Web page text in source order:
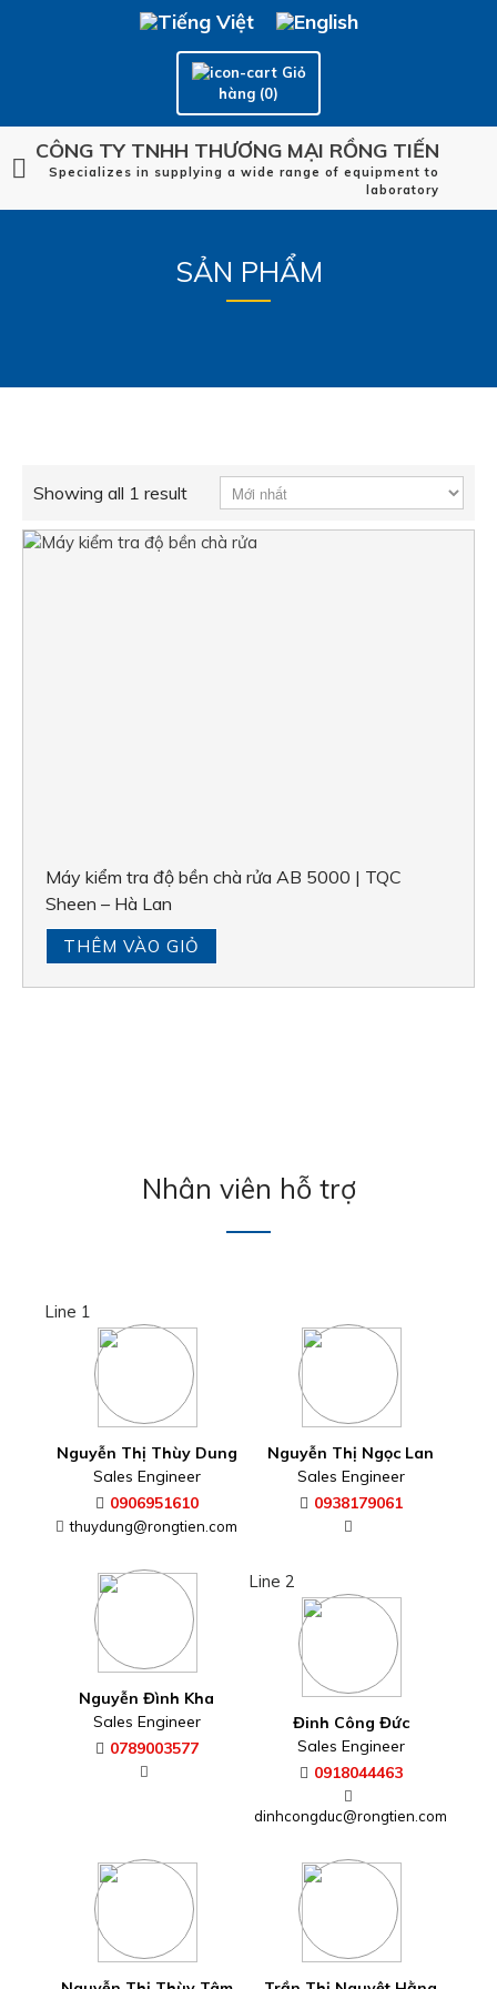
Giỏ
hàng (0)
CÔNG TY TNHH THƯƠNG MẠI RỒNG TIẾN
Specializes in supplying a wide range of equipment to
laboratory
SẢN PHẨM
Showing all 1 result
Máy kiểm tra độ bền chà rửa AB 5000 | TQC
Sheen – Hà Lan
THÊM VÀO GIỎ
Nhân viên hỗ trợ
Line 1
Nguyễn Thị Thùy Dung
Sales Engineer
0906951610
thuydung@rongtien.com
Nguyễn Thị Ngọc Lan
Sales Engineer
0938179061
Nguyễn Đình Kha
Sales Engineer
0789003577
Line 2
Đinh Công Đức
Sales Engineer
0918044463
dinhcongduc@rongtien.com